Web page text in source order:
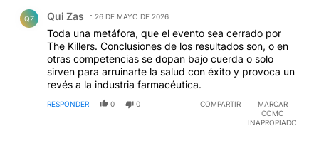
QZ Qui Zas 26 DE MAYO DE 2026
Toda una metáfora, que el evento sea cerrado por
The Killers. Conclusiones de los resultados son, o en
otras competencias se dopan bajo cuerda o solo
sirven para arruinarte la salud con éxito y provoca un
revés a la industria farmacéutica.
RESPONDER 0 0 COMPARTIR
MARCAR
COMO
INAPROPIADO